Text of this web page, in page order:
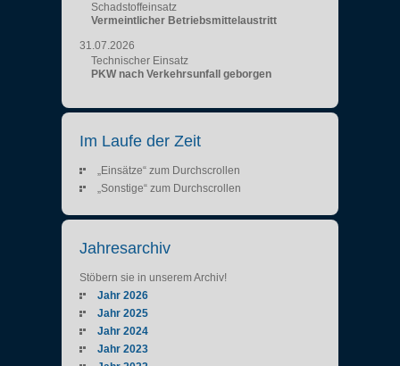
Schadstoffeinsatz
Vermeintlicher Betriebsmittelaustritt
31.07.2026
Technischer Einsatz
PKW nach Verkehrsunfall geborgen
Im Laufe der Zeit
„Einsätze“ zum Durchscrollen
„Sonstige“ zum Durchscrollen
Jahresarchiv
Stöbern sie in unserem Archiv!
Jahr 2026
Jahr 2025
Jahr 2024
Jahr 2023